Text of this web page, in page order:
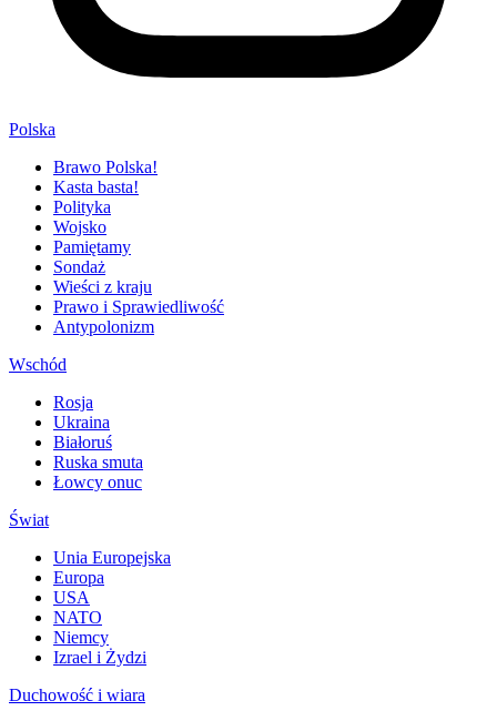
Polska
Brawo Polska!
Kasta basta!
Polityka
Wojsko
Pamiętamy
Sondaż
Wieści z kraju
Prawo i Sprawiedliwość
Antypolonizm
Wschód
Rosja
Ukraina
Białoruś
Ruska smuta
Łowcy onuc
Świat
Unia Europejska
Europa
USA
NATO
Niemcy
Izrael i Żydzi
Duchowość i wiara